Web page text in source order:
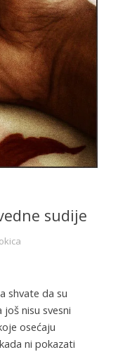
sudije
shvate da su
nisu svesni
osećaju
ni pokazati